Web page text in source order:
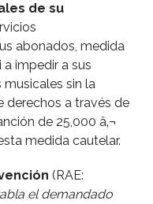
de su
abonados, medida
impedir a sus
musicales sin la
derechos a través de
de 25,000 â‚¬
medida cautelar.
(RAE:
el demandado